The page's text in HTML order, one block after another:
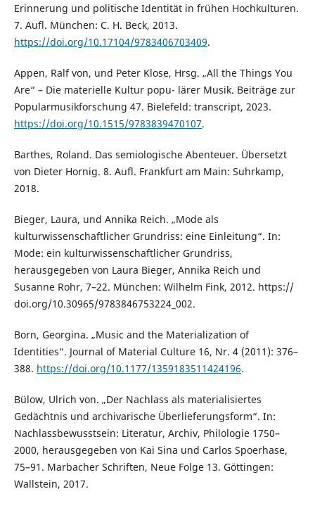
Erinnerung und politische Identität in frühen Hochkulturen.
7. Aufl. München: C. H. Beck, 2013.
https://doi.org/10.17104/9783406703409.
Appen, Ralf von, und Peter Klose, Hrsg. „All the Things You
Are“ – Die materielle Kultur popu- lärer Musik. Beiträge zur
Popularmusikforschung 47. Bielefeld: transcript, 2023.
https://doi.org/10.1515/9783839470107.
Barthes, Roland. Das semiologische Abenteuer. Übersetzt
von Dieter Hornig. 8. Aufl. Frankfurt am Main: Suhrkamp,
2018.
Bieger, Laura, und Annika Reich. „Mode als
kulturwissenschaftlicher Grundriss: eine Einleitung“. In:
Mode: ein kulturwissenschaftlicher Grundriss,
herausgegeben von Laura Bieger, Annika Reich und
Susanne Rohr, 7–22. München: Wilhelm Fink, 2012. https://
doi.org/10.30965/9783846753224_002.
Born, Georgina. „Music and the Materialization of
Identities“. Journal of Material Culture 16, Nr. 4 (2011): 376–
388. https://doi.org/10.1177/1359183511424196.
Bülow, Ulrich von. „Der Nachlass als materialisiertes
Gedächtnis und archivarische Überlieferungsform“. In:
Nachlassbewusstsein: Literatur, Archiv, Philologie 1750–
2000, herausgegeben von Kai Sina und Carlos Spoerhase,
75–91. Marbacher Schriften, Neue Folge 13. Göttingen:
Wallstein, 2017.